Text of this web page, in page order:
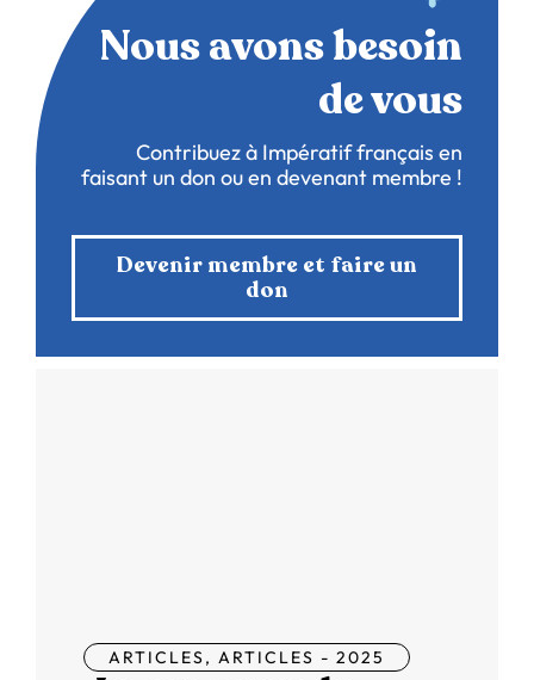
Nous avons besoin
de vous
Contribuez à Impératif français en
faisant un don ou en devenant membre !
Devenir membre et faire un
don
ARTICLES, ARTICLES - 2025